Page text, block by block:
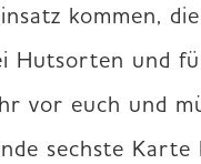
kommen,
Hutsorten und
vor euch und
sechste